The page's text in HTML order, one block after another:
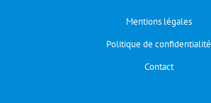
Mentions légales
Politique de confidentialité
Contact